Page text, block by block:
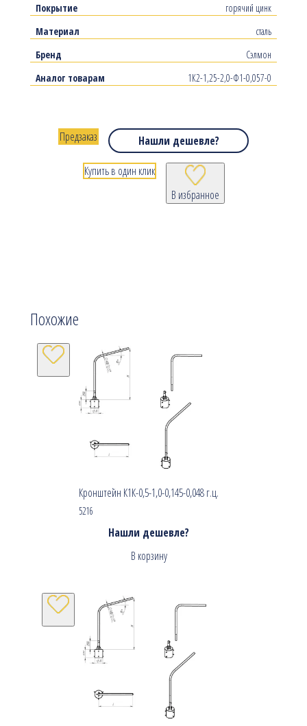
Покрытие
горячий цинк
Материал
сталь
Бренд
Сэлмон
Аналог товарам
1К2-1,25-2,0-Ф1-0,057-0
Нашли дешевле?
В избранное
Предзаказ
Купить в один клик
Похожие
Кронштейн К1К-0,5-1,0-0,145-0,048 г.ц.
5216
Нашли дешевле?
В корзину